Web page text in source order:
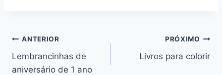
Navegação
de
ANTERIOR
Lembrancinhas de
aniversário de 1 ano
PRÓXIMO
Livros para colorir